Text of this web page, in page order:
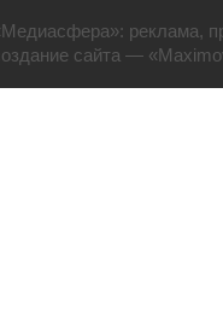
реклама,
сайта —